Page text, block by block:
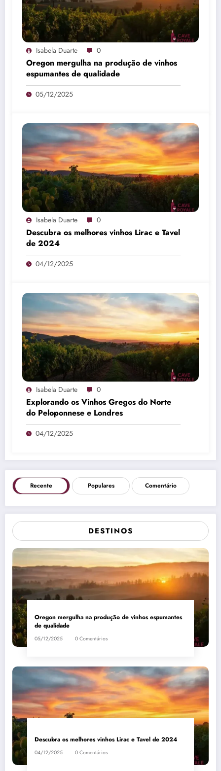
Isabela Duarte 0
Oregon mergulha na produção de vinhos
espumantes de qualidade
05/12/2025
Isabela Duarte 0
Descubra os melhores vinhos Lirac e Tavel
de 2024
04/12/2025
Isabela Duarte 0
Explorando os Vinhos Gregos do Norte
do Peloponnese e Londres
04/12/2025
Recente Populares Comentário
DESTINOS
Oregon mergulha na produção de vinhos espumantes
de qualidade
05/12/2025 0 Comentários
Descubra os melhores vinhos Lirac e Tavel de 2024
04/12/2025 0 Comentários